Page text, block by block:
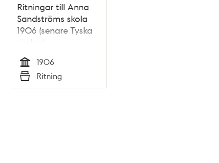
Ritningar till Anna
Sandströms skola
1906 (senare Tyska
skolan)
Tid
1906
Typ
Ritning